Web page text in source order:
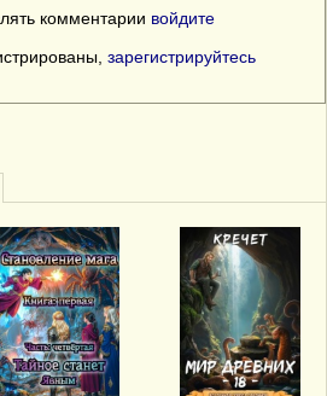
комментарии войдите
зарегистрируйтесь